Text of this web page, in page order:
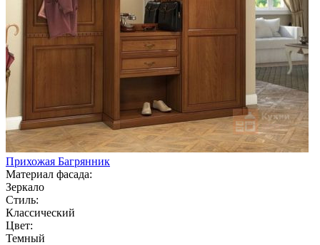
Прихожая Багрянник
Материал фасада:
Зеркало
Стиль:
Классический
Цвет:
Темный